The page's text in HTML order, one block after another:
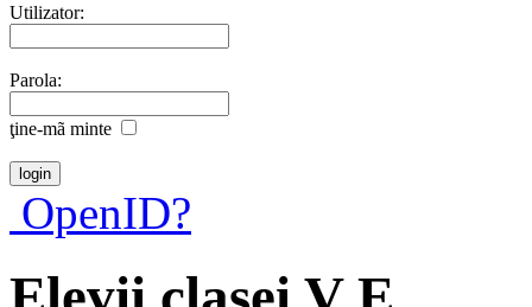
Utilizator:
Parola:
ţine-mã minte
OpenID?